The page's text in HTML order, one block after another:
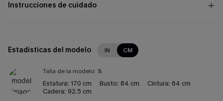
Instrucciones de cuidado
Estadísticas del modelo IN CM
Talla de la modelo: S
Estatura: 170 cm Busto: 84 cm Cintura: 64 cm
Cadera: 92.5 cm